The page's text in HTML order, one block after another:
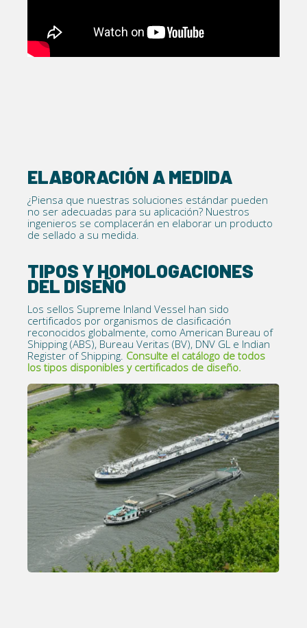
ELABORACIÓN A MEDIDA
¿Piensa que nuestras soluciones estándar pueden
no ser adecuadas para su aplicación? Nuestros
ingenieros se complacerán en elaborar un producto
de sellado a su medida.
TIPOS Y HOMOLOGACIONES
DEL DISEÑO
Los sellos Supreme Inland Vessel han sido
certificados por organismos de clasificación
reconocidos globalmente, como American Bureau of
Shipping (ABS), Bureau Veritas (BV), DNV GL e Indian
Register of Shipping. Consulte el catálogo de todos
los tipos disponibles y certificados de diseño.